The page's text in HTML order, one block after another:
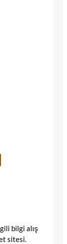
bilgi alış
sitesi.